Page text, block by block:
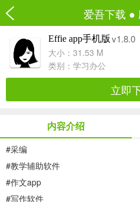
爱吾下载 ●
Effie app手机版 v1.8.0
大小：31.53 M
类别： 学习办公
立即
内容介绍
#采编
#教学辅助软件
#作文app
#写作软件